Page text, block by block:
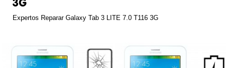
Expertos Reparar Galaxy Tab 3 LITE 7.0 T116 3G